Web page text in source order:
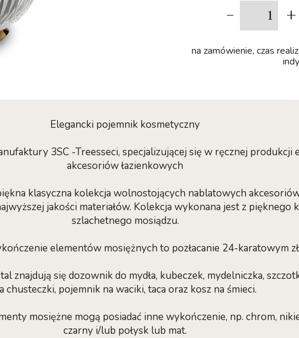
- +
na zamówienie, czas
Elegancki pojemnik kosmetyczny
3SC -Treesseci, specjalizującej się w ręcznej produkcji
akcesoriów łazienkowych
klasyczna kolekcja wolnostojących nablatowych
jakości materiałów. Kolekcja wykonana jest z pięknego
szlachetnego mosiądzu.
elementów mosiężnych to pozłacanie 24-karatowym
znajdują się dozownik do mydła, kubeczek, mydelniczka,
chusteczki, pojemnik na waciki, taca oraz kosz na śmieci.
mosiężne mogą posiadać inne wykończenie, np. chrom,
czarny i/lub połysk lub mat.